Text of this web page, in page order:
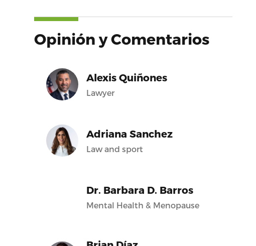
Opinión y Comentarios
Alexis Quiñones
Lawyer
Adriana Sanchez
Law and sport
Dr. Barbara D. Barros
Mental Health & Menopause